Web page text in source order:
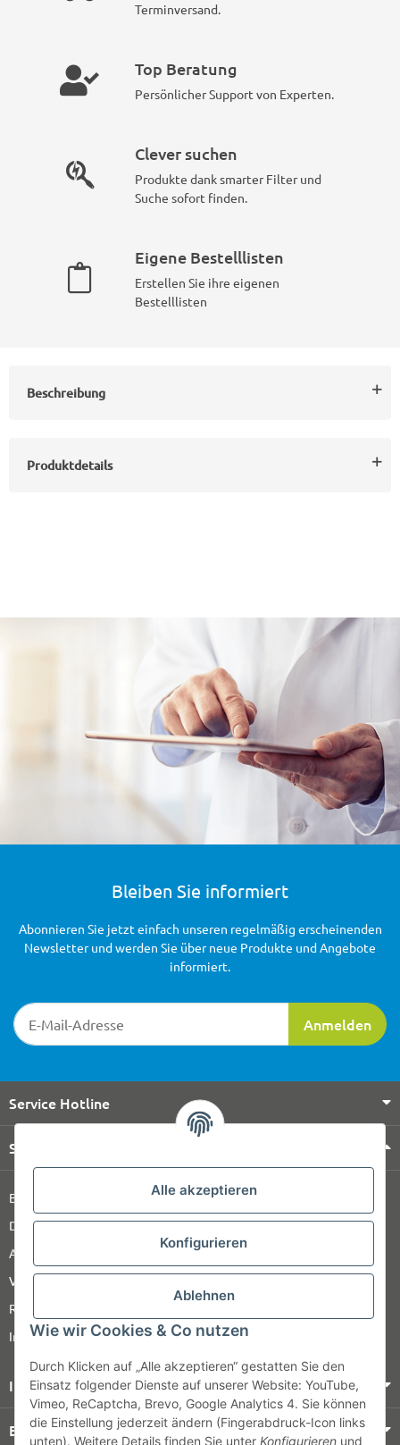
Alle akzeptieren
Konfigurieren
Ablehnen
Wie wir Cookies & Co nutzen
Durch Klicken auf „Alle akzeptieren“ gestatten Sie den
Einsatz folgender Dienste auf unserer Website: YouTube,
Vimeo, ReCaptcha, Brevo, Google Analytics 4. Sie können
die Einstellung jederzeit ändern (Fingerabdruck-Icon links
unten). Weitere Details finden Sie unter Konfigurieren und
Terminversand.
Top Beratung
Persönlicher Support von Experten.
Clever suchen
Produkte dank smarter Filter und
Suche sofort finden.
Eigene Bestelllisten
Erstellen Sie ihre eigenen
Bestelllisten
Beschreibung
Produktdetails
Bleiben Sie informiert
Newsletter-Registrierung
Anmelden
Abonnieren Sie jetzt einfach unseren regelmäßig erscheinenden
Newsletter und werden Sie über neue Produkte und Angebote
informiert.
Service Hotline
Shop Service
Barrierefreiheitserklärung
Datenschutz
AGB
Versandinformationen
Retour
Impressum
Informationen
Bezahlung & Versand